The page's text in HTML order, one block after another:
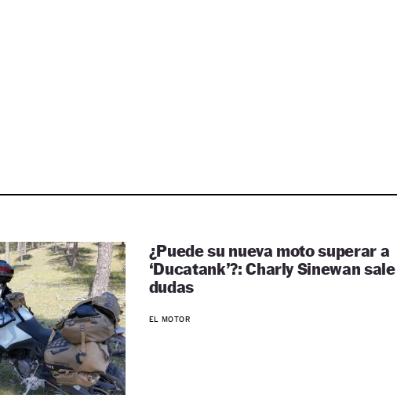
¿Puede su nueva moto superar a
‘Ducatank’?: Charly Sinewan
dudas
EL MOTOR